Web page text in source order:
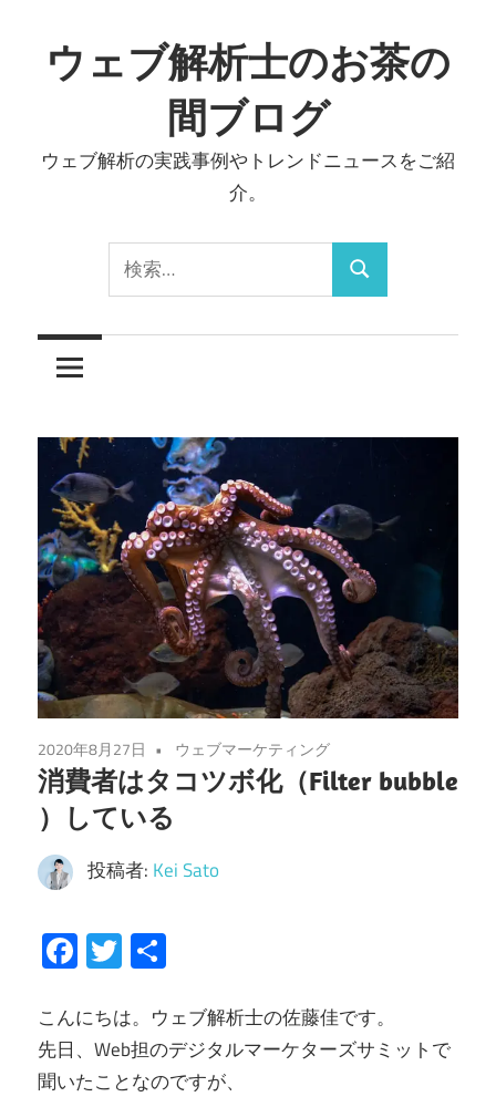
ン
へ
ウェブ解析士のお茶の
間ブログ
ウェブ解析の実践事例やトレンドニュースをご紹
介。
索:
検
2020年8月27日 ウェブマーケティング
消費者はタコツボ化（Filter bubble
）している
投稿者: Kei Sato
Facebook
Twitter
こんにちは。ウェブ解析士の佐藤佳です。
先日、Web担のデジタルマーケターズサミットで
聞いたことなのですが、